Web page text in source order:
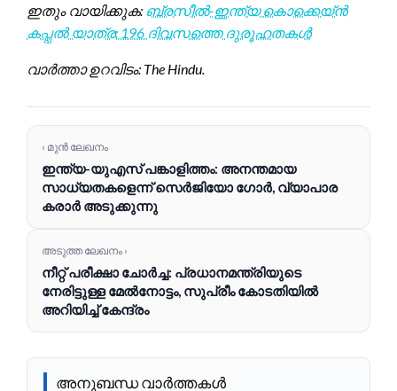
ഇതും വായിക്കുക: ബ്രസീൽ-ഇന്ത്യ കൊക്കെയ്ൻ
കപ്പൽ യാത്ര: 196 ദിവസത്തെ ദുരൂഹതകൾ
വാർത്താ ഉറവിടം: The Hindu.
‹ മുൻ ലേഖനം
ഇന്ത്യ-യുഎസ് പങ്കാളിത്തം: അനന്തമായ
സാധ്യതകളെന്ന് സെർജിയോ ഗോർ, വ്യാപാര
കരാർ അടുക്കുന്നു
അടുത്ത ലേഖനം ›
നീറ്റ് പരീക്ഷാ ചോർച്ച: പ്രധാനമന്ത്രിയുടെ
നേരിട്ടുള്ള മേൽനോട്ടം, സുപ്രീം കോടതിയിൽ
അറിയിച്ച് കേന്ദ്രം
അനുബന്ധ വാർത്തകൾ